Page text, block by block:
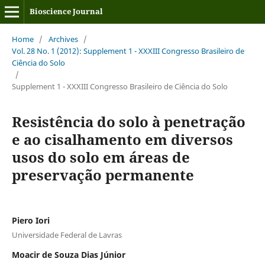
Bioscience Journal
Home / Archives /
Vol. 28 No. 1 (2012): Supplement 1 - XXXIII Congresso Brasileiro de
Ciência do Solo
/
Supplement 1 - XXXIII Congresso Brasileiro de Ciência do Solo
Resistência do solo à penetração
e ao cisalhamento em diversos
usos do solo em áreas de
preservação permanente
Piero Iori
Universidade Federal de Lavras
Moacir de Souza Dias Júnior